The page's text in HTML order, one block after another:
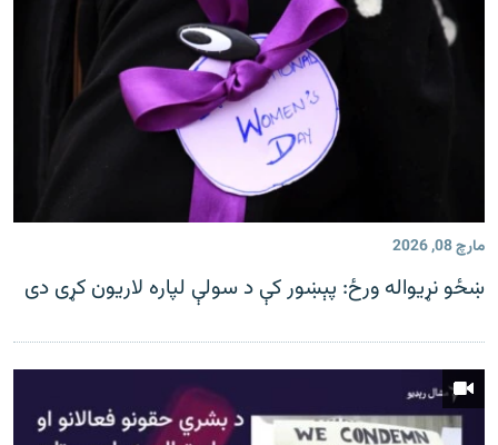
مارچ 08, 2026
ښځو نړیواله ورځ: پېښور کې د سولې لپاره لاریون کړی دی